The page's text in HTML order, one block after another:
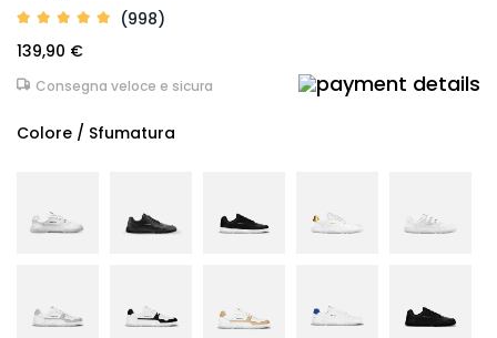
(998)
139,90 €
Consegna veloce e sicura
Colore / Sfumatura